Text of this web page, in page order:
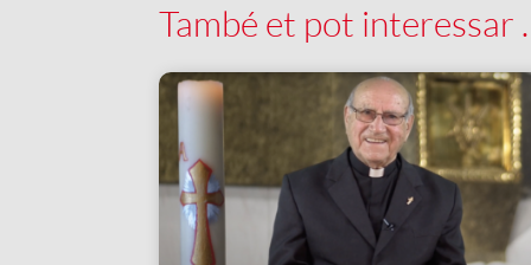
També et pot interessar